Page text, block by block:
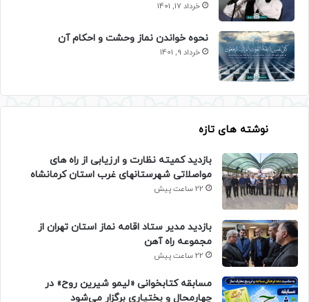
خرداد 17, 1401
نحوه خواندن نماز وحشت و احکام آن
خرداد 9, 1401
نوشته های تازه
بازدید کمیته نظارت و ارزیابی از راه های
مواصلاتی شهرستانهای غرب استان کرمانشاه
22 ساعت پیش
بازدید مدیر ستاد اقامه نماز استان تهران از
مجموعه راه آهن
22 ساعت پیش
مسابقه کتابخوانی «لیمو شیرین روح» در
چهارمحال و بختیاری برگزار می‌شود